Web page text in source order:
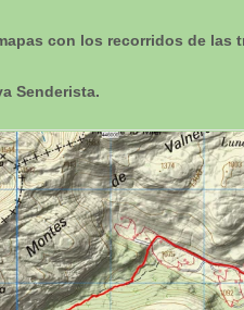
con los recorridos de las
Senderista.